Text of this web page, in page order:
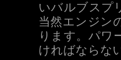
いバルブスプ
当然エンジン
ります。パワ
ければならな